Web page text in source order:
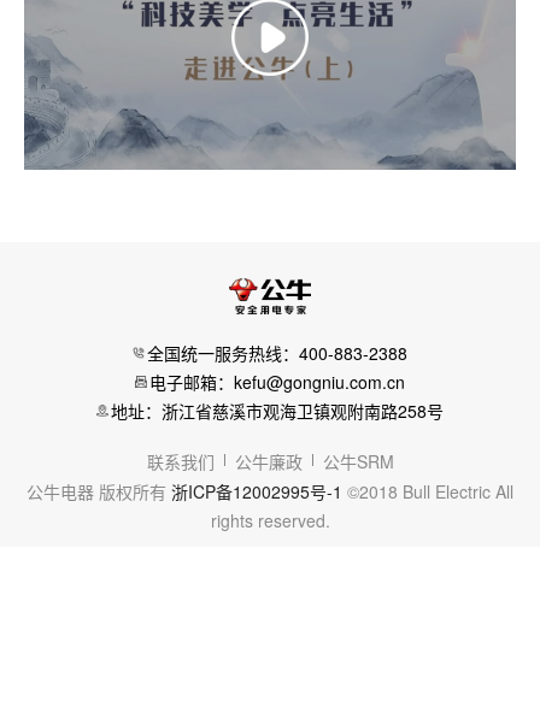
全国统一服务热线：400-883-2388
电子邮箱：kefu@gongniu.com.cn
地址：浙江省慈溪市观海卫镇观附南路258号
联系我们 公牛廉政
公牛SRM
公牛电器 版权所有 浙ICP备12002995号-1 ©2018 Bull Electric All
rights reserved.